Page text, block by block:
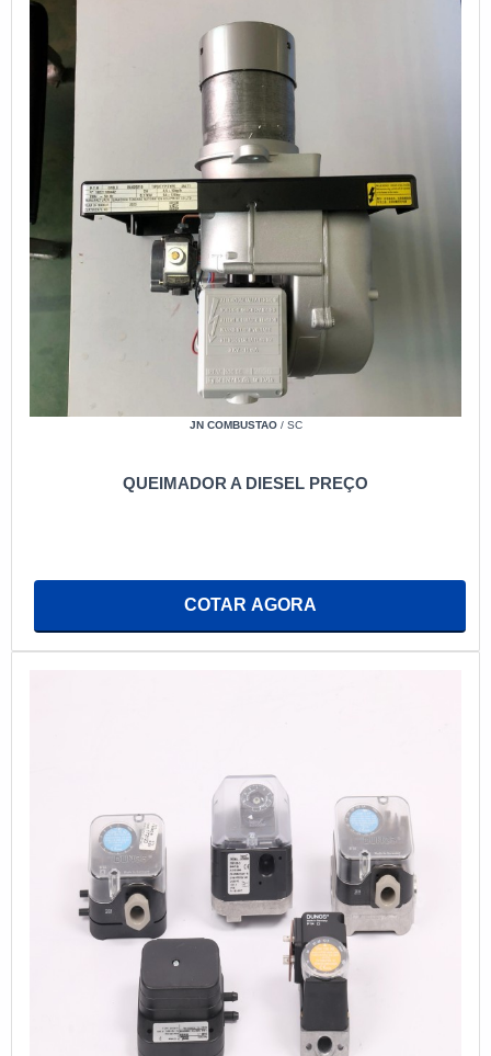
JN COMBUSTAO/ SC
QUEIMADOR A DIESEL PREÇO
COTAR AGORA